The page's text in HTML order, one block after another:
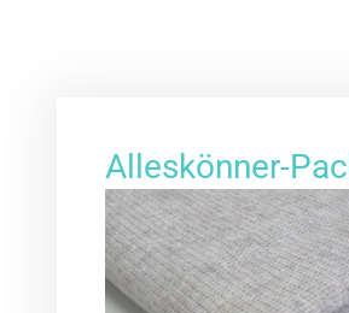
Alleskönner-